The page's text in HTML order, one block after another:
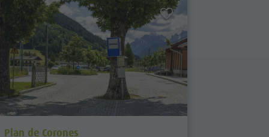
aria.poi_location_prefix
Plan de Corones